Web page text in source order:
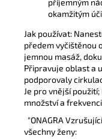
okamžitým
Jak používat:
předem vyčištěnou
jemnou masáž,
Připravuje oblast a
podporovaly
Je pro vnější
množství a
"ONAGRA
všechny ženy: